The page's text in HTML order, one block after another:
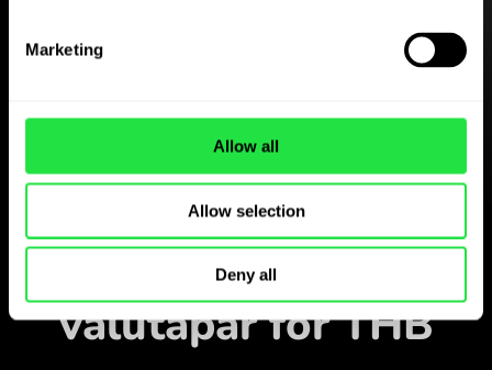
Marketing
Allow all
Allow selection
Deny all
og registrer deg på få
Følg populære
valutapar for THB